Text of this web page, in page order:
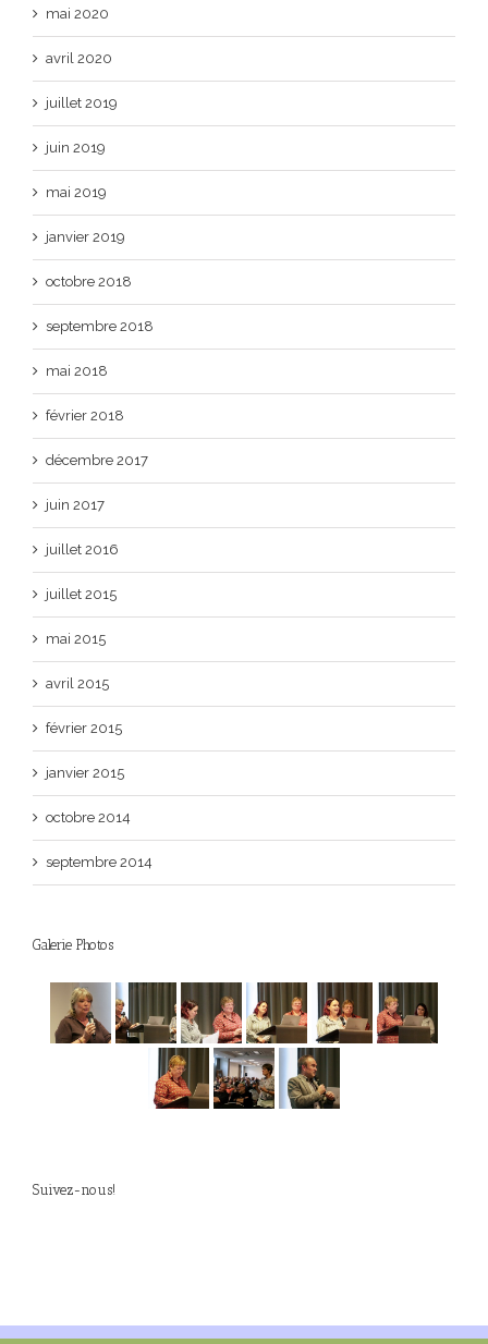
mai 2020
avril 2020
juillet 2019
juin 2019
mai 2019
janvier 2019
octobre 2018
septembre 2018
mai 2018
février 2018
décembre 2017
juin 2017
juillet 2016
juillet 2015
mai 2015
avril 2015
février 2015
janvier 2015
octobre 2014
septembre 2014
Galerie Photos
Suivez-nous!